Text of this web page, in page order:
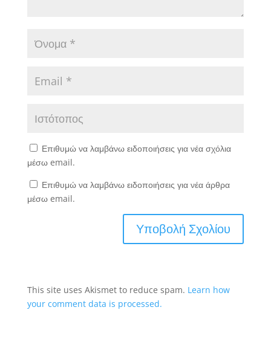
Επιθυμώ να λαμβάνω ειδοποιήσεις για νέα σχόλια
μέσω email.
Επιθυμώ να λαμβάνω ειδοποιήσεις για νέα άρθρα
μέσω email.
This site uses Akismet to reduce spam. Learn how
your comment data is processed.